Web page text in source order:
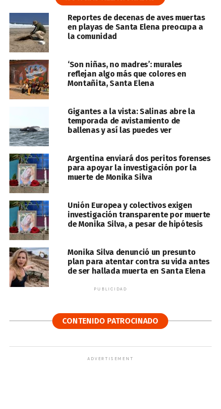
Reportes de decenas de aves muertas
en playas de Santa Elena preocupa a
la comunidad
‘Son niñas, no madres’: murales
reflejan algo más que colores en
Montañita, Santa Elena
Gigantes a la vista: Salinas abre la
temporada de avistamiento de
ballenas y así las puedes ver
Argentina enviará dos peritos forenses
para apoyar la investigación por la
muerte de Monika Silva
Unión Europea y colectivos exigen
investigación transparente por muerte
de Monika Silva, a pesar de hipótesis
Monika Silva denunció un presunto
plan para atentar contra su vida antes
de ser hallada muerta en Santa Elena
PUBLICIDAD
CONTENIDO PATROCINADO
ADVERTISEMENT